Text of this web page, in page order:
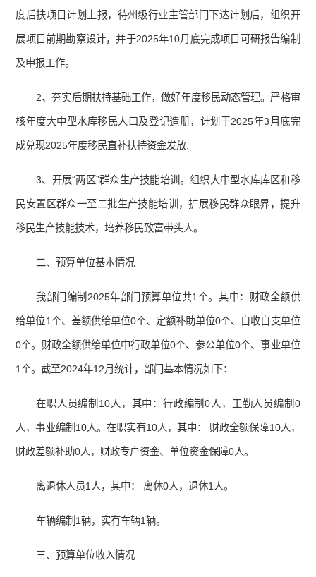
度后扶项目计划上报，待州级行业主管部门下达计划后，组织开
展项目前期勘察设计，并于2025年10月底完成项目可研报告编制
及申报工作。
2、夯实后期扶持基础工作，做好年度移民动态管理。严格审
核年度大中型水库移民人口及登记造册，计划于2025年3月底完
成兑现2025年度移民直补扶持资金发放.
3、开展“两区”群众生产技能培训。组织大中型水库库区和移
民安置区群众一至二批生产技能培训，扩展移民群众眼界，提升
移民生产技能技术，培养移民致富带头人。
二、预算单位基本情况
我部门编制2025年部门预算单位共1个。其中：财政全额供
给单位1个、差额供给单位0个、定额补助单位0个、自收自支单位
0个。财政全额供给单位中行政单位0个、参公单位0个、事业单位
1个。截至2024年12月统计，部门基本情况如下：
在职人员编制10人，其中：行政编制0人，工勤人员编制0
人，事业编制10人。在职实有10人，其中： 财政全额保障10人，
财政差额补助0人，财政专户资金、单位资金保障0人。
离退休人员1人，其中： 离休0人，退休1人。
车辆编制1辆，实有车辆1辆。
三、预算单位收入情况